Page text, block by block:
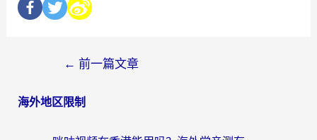
← 前一篇文章
海外地区限制